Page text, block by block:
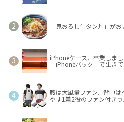
「鬼おろし牛タン丼」が
iPhoneケース、卒業しま
「iPhoneバック」で生きて
腰は大風量ファン、背中
やす1着2役のファン付き